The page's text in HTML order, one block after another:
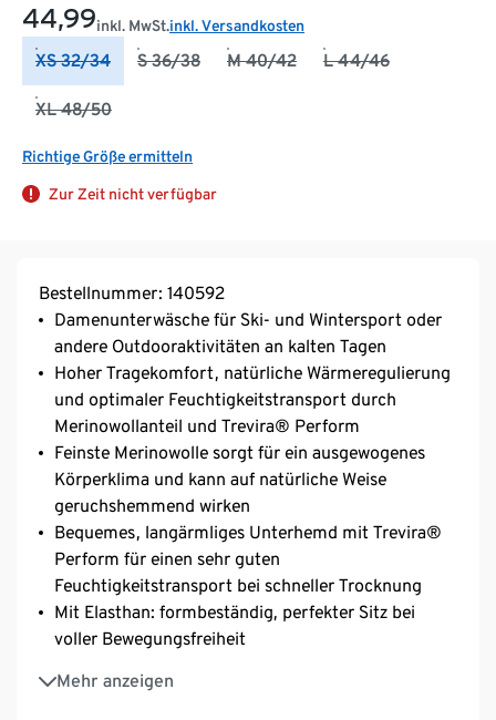
44,99inkl. MwSt.inkl. Versandkosten
XS 32/34 S 36/38 M 40/42 L 44/46
XL 48/50
Richtige Größe ermitteln
Zur Zeit nicht verfügbar
Bestellnummer: 140592
Damenunterwäsche für Ski- und Wintersport oder
andere Outdooraktivitäten an kalten Tagen
Hoher Tragekomfort, natürliche Wärmeregulierung
und optimaler Feuchtigkeitstransport durch
Merinowollanteil und Trevira® Perform
Feinste Merinowolle sorgt für ein ausgewogenes
Körperklima und kann auf natürliche Weise
geruchshemmend wirken
Bequemes, langärmliges Unterhemd mit Trevira®
Perform für einen sehr guten
Feuchtigkeitstransport bei schneller Trocknung
Mit Elasthan: formbeständig, perfekter Sitz bei
voller Bewegungsfreiheit
Mehr anzeigen
Angenehm weiche, leichte und wärmende Woll-
Mischqualität